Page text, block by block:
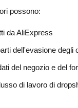
possono:
da AliExpress
dell'evasione degli
del negozio e del
di lavoro di